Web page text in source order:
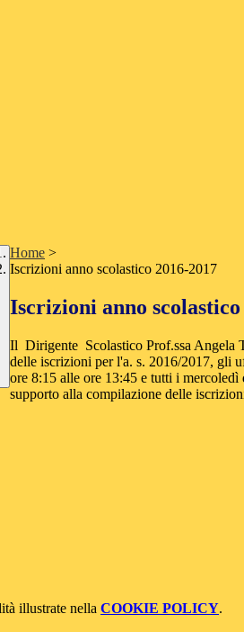
Home >
Iscrizioni anno scolastico 2016-2017
Iscrizioni anno scolastico
Il Dirigente Scolastico Prof.ssa Angela
delle iscrizioni per l'a. s. 2016/2017, gli
ore 8:15 alle ore 13:45 e tutti i
supporto alla compilazione delle
illustrate nella COOKIE POLICY.